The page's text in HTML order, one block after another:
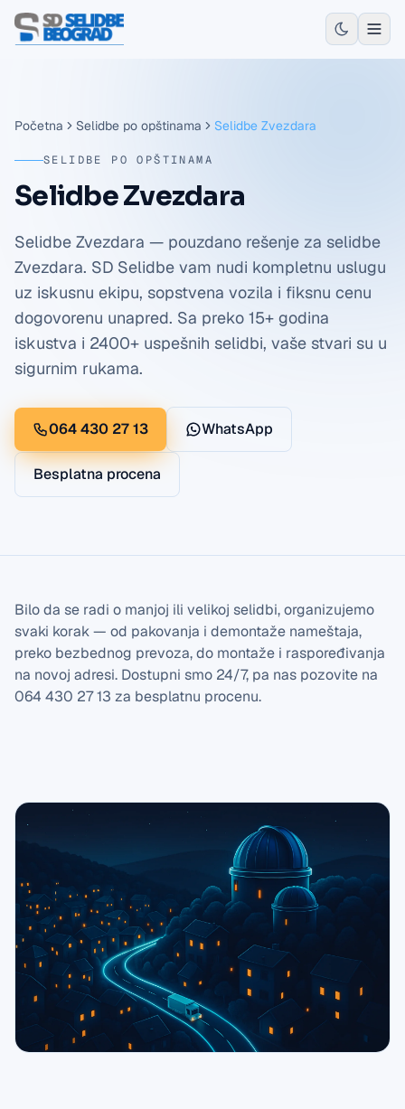
Početna Selidbe po opštinama Selidbe Zvezdara
SELIDBE PO OPŠTINAMA
Selidbe Zvezdara
Selidbe Zvezdara — pouzdano rešenje za selidbe
Zvezdara. SD Selidbe vam nudi kompletnu uslugu
uz iskusnu ekipu, sopstvena vozila i fiksnu cenu
dogovorenu unapred. Sa preko 15+ godina
iskustva i 2400+ uspešnih selidbi, vaše stvari su u
sigurnim rukama.
064 430 27 13 WhatsApp
Besplatna procena
Bilo da se radi o manjoj ili velikoj selidbi, organizujemo
svaki korak — od pakovanja i demontaže nameštaja,
preko bezbednog prevoza, do montaže i raspoređivanja
na novoj adresi. Dostupni smo 24/7, pa nas pozovite na
064 430 27 13 za besplatnu procenu.